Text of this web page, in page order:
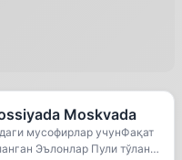
Moskvada
мусофирлар учунФақат
Эълонлар Пули тўлани